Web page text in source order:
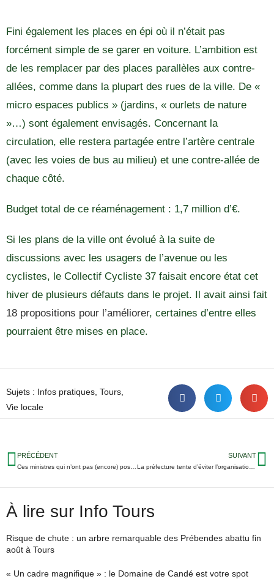
Fini également les places en épi où il n’était pas
forcément simple de se garer en voiture. L’ambition est
de les remplacer par des places parallèles aux contre-
allées, comme dans la plupart des rues de la ville. De «
micro espaces publics » (jardins, « ourlets de nature
»…) sont également envisagés. Concernant la
circulation, elle restera partagée entre l’artère centrale
(avec les voies de bus au milieu) et une contre-allée de
chaque côté.
Budget total de ce réaménagement : 1,7 million d’€.
Si les plans de la ville ont évolué à la suite de
discussions avec les usagers de l’avenue ou les
cyclistes, le Collectif Cycliste 37 faisait encore état cet
hiver de plusieurs défauts dans le projet. Il avait ainsi fait
18 propositions pour l’améliorer, certaines d’entre elles
pourraient être mises en place.
Sujets : Infos pratiques Tours
Vie locale
PRÉCÉDENT SUIVANT
La préfecture tente d’éviter l’organisation du grand Teknival 2019 en Indre-et-Loire
À lire sur Info Tours
Risque de chute : un arbre remarquable des Prébendes abattu fin
août à Tours
« Un cadre magnifique » : le Domaine de Candé est votre spot